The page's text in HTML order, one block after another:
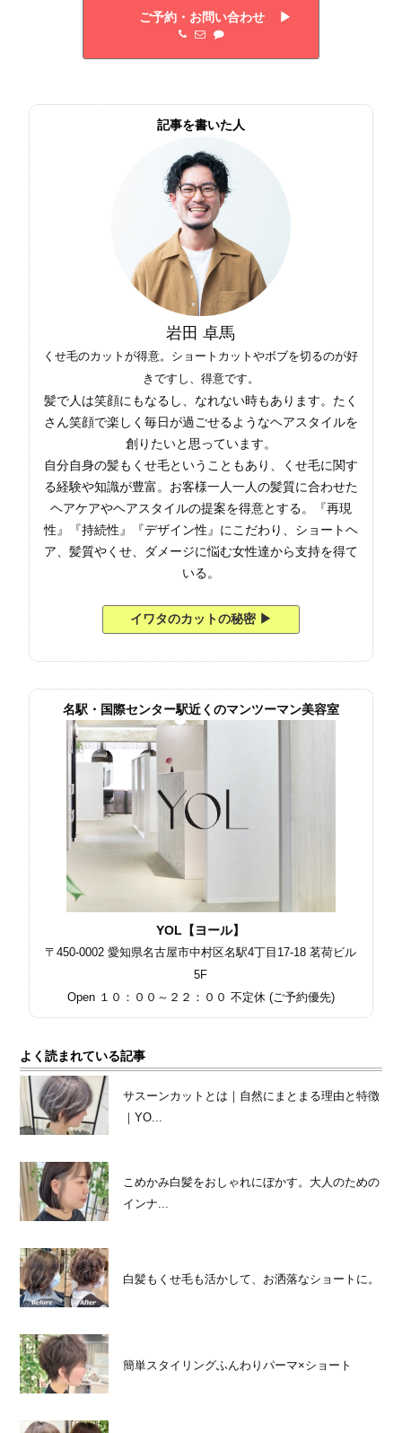
ご予約・お問い合わせ ▶︎
記事を書いた人
岩田 卓馬
くせ毛のカットが得意。ショートカットやボブを切るのが好
きですし、得意です。
髪で人は笑顔にもなるし、なれない時もあります。たく
さん笑顔で楽しく毎日が過ごせるようなヘアスタイルを
創りたいと思っています。
自分自身の髪もくせ毛ということもあり、くせ毛に関す
る経験や知識が豊富。お客様一人一人の髪質に合わせた
ヘアケアやヘアスタイルの提案を得意とする。『再現
性』『持続性』『デザイン性』にこだわり、ショートヘ
ア、髪質やくせ、ダメージに悩む女性達から支持を得て
いる。
イワタのカットの秘密 ▶︎
名駅・国際センター駅近くのマンツーマン美容室
YOL【ヨール】
〒450-0002 愛知県名古屋市中村区名駅4丁目17-18 茗荷ビル
5F
Open １０：００～２２：００ 不定休 (ご予約優先)
よく読まれている記事
サスーンカットとは｜自然にまとまる理由と特徴
｜YO...
こめかみ白髪をおしゃれにぼかす。大人のための
インナ...
白髪もくせ毛も活かして、お洒落なショートに。
簡単スタイリングふんわりパーマ×ショート